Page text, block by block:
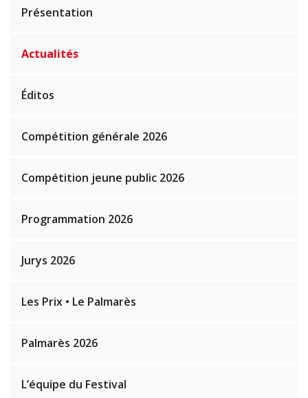
Présentation
Actualités
Éditos
Compétition générale 2026
Compétition jeune public 2026
Programmation 2026
Jurys 2026
Les Prix • Le Palmarès
Palmarès 2026
L’équipe du Festival